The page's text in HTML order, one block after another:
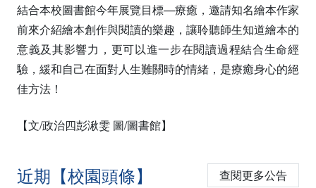
結合本校圖書館今年展覽目標—療癒，邀請知名繪本作家
前來介紹繪本創作與閱讀的樂趣，讓聆聽師生知道繪本的
意義及其影響力，更可以進一步在閱讀過程結合生命經
驗，緩和自己在面對人生難關時的情緒，是療癒身心的絕
佳方法！
【文/政治四彭湫雯 圖/圖書館】
近期【校園頭條】 查閱更多公告